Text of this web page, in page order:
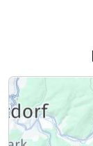
Ausstattung
Zusatznächte